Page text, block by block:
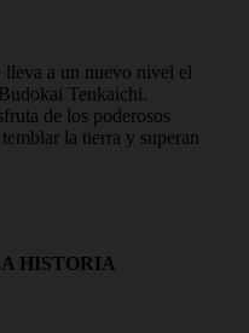
a un nuevo nivel el
Tenkaichi.
de los poderosos
la tierra y superan
HISTORIA